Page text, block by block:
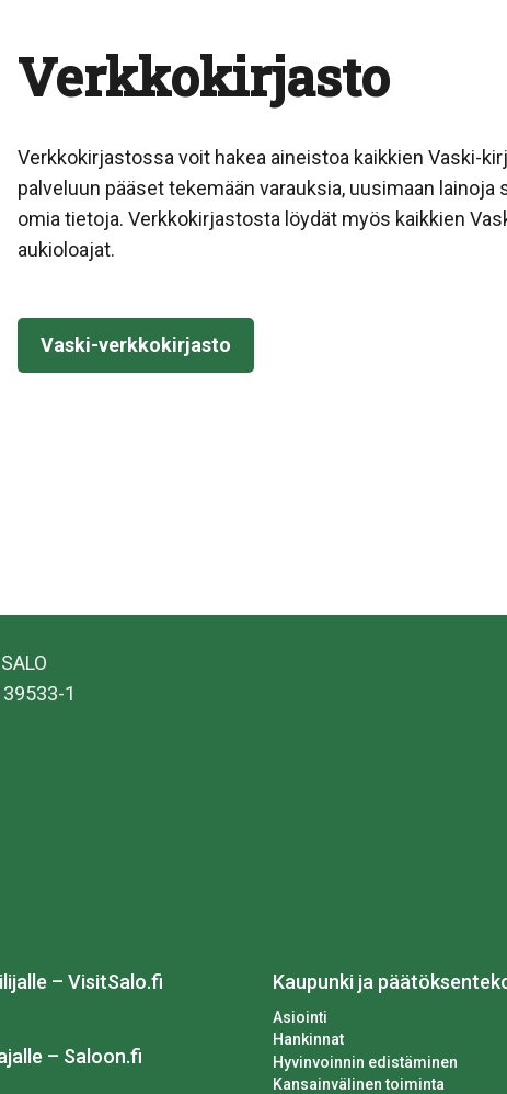
Verkkokirjasto
Verkkokirjastossa voit hakea aineistoa kaikkien Vaski-
palveluun pääset tekemään varauksia, uusimaan lainoja
omia tietoja. Verkkokirjastosta löydät myös kaikkien
aukioloajat.
Vaski-verkkokirjasto
1
– VisitSalo.fi
– Saloon.fi
Kaupunki ja
Asiointi
Hankinnat
Hyvinvoinnin edistäminen
Kansainvälinen toiminta